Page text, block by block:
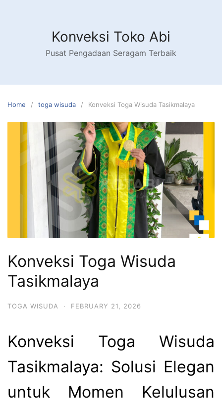
Konveksi Toko Abi
Pusat Pengadaan Seragam Terbaik
Home toga wisuda Konveksi Toga Wisuda Tasikmalaya
Konveksi Toga Wisuda
Tasikmalaya
TOGA WISUDA · FEBRUARY 21, 2026
Konveksi Toga Wisuda
Tasikmalaya: Solusi Elegan
untuk Momen Kelulusan